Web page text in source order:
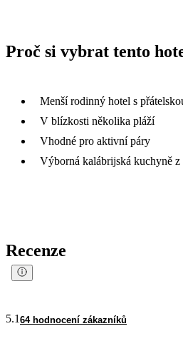
Proč si vybrat tento
Menší rodinný hotel s
V blízkosti několika pláží
Vhodné pro aktivní páry
Výborná kalábrijská kuchyně
Recenze
5.1 64 hodnocení zákazníků